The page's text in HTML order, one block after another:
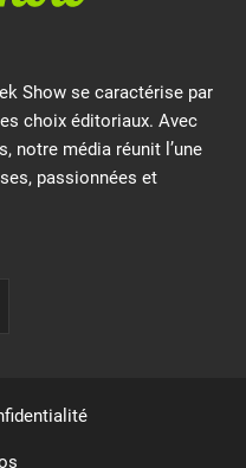
Show se caractérise par
choix éditoriaux. Avec
notre média réunit l’une
passionnées et